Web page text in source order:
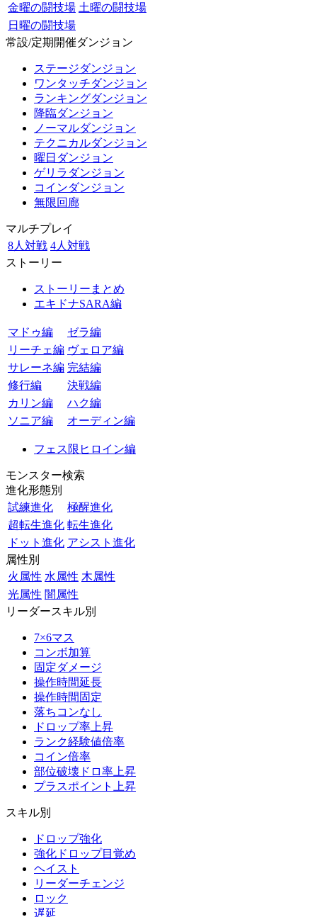
金曜の闘技場 土曜の闘技場
日曜の闘技場
常設/定期開催ダンジョン
ステージダンジョン
ワンタッチダンジョン
ランキングダンジョン
降臨ダンジョン
ノーマルダンジョン
テクニカルダンジョン
曜日ダンジョン
ゲリラダンジョン
コインダンジョン
無限回廊
マルチプレイ
8人対戦 4人対戦
ストーリー
ストーリーまとめ
エキドナSARA編
マドゥ編
ゼラ編
リーチェ編 ヴェロア編
サレーネ編 完結編
修行編
決戦編
カリン編
ハク編
ソニア編
オーディン編
フェス限ヒロイン編
モンスター検索
進化形態別
試練進化
極醒進化
超転生進化 転生進化
ドット進化 アシスト進化
属性別
火属性 水属性 木属性
光属性 闇属性
リーダースキル別
7×6マス
コンボ加算
固定ダメージ
操作時間延長
操作時間固定
落ちコンなし
ドロップ率上昇
ランク経験値倍率
コイン倍率
部位破壊ドロ率上昇
プラスポイント上昇
スキル別
ドロップ強化
強化ドロップ目覚め
ヘイスト
リーダーチェンジ
ロック
遅延